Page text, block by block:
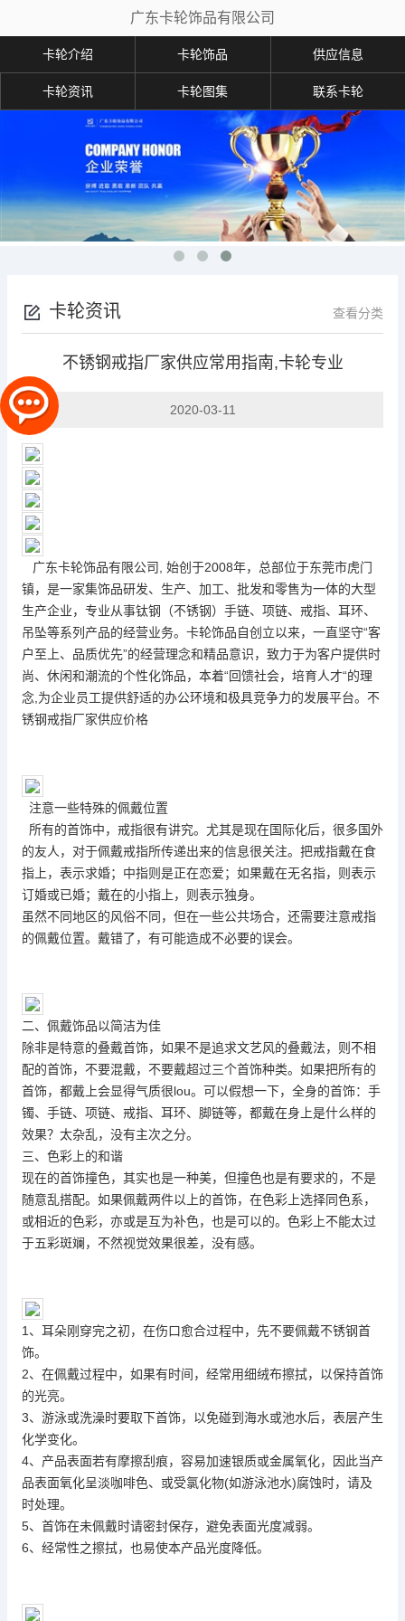
广东卡轮饰品有限公司
卡轮介绍 卡轮饰品 供应信息
卡轮资讯 卡轮图集 联系卡轮
卡轮资讯 查看分类
不锈钢戒指厂家供应常用指南,卡轮专业
2020-03-11
广东卡轮饰品有限公司, 始创于2008年，总部位于东莞市虎门
镇，是一家集饰品研发、生产、加工、批发和零售为一体的大型
生产企业，专业从事钛钢（不锈钢）手链、项链、戒指、耳环、
吊坠等系列产品的经营业务。卡轮饰品自创立以来，一直坚守“客
户至上、品质优先”的经营理念和精品意识，致力于为客户提供时
尚、休闲和潮流的个性化饰品，本着“回馈社会，培育人才“的理
念,为企业员工提供舒适的办公环境和极具竞争力的发展平台。不
锈钢戒指厂家供应价格
注意一些特殊的佩戴位置
所有的首饰中，戒指很有讲究。尤其是现在国际化后，很多国外
的友人，对于佩戴戒指所传递出来的信息很关注。把戒指戴在食
指上，表示求婚；中指则是正在恋爱；如果戴在无名指，则表示
订婚或已婚；戴在的小指上，则表示独身。
虽然不同地区的风俗不同，但在一些公共场合，还需要注意戒指
的佩戴位置。戴错了，有可能造成不必要的误会。
二、佩戴饰品以简洁为佳
除非是特意的叠戴首饰，如果不是追求文艺风的叠戴法，则不相
配的首饰，不要混戴，不要戴超过三个首饰种类。如果把所有的
首饰，都戴上会显得气质很lou。可以假想一下，全身的首饰：手
镯、手链、项链、戒指、耳环、脚链等，都戴在身上是什么样的
效果？太杂乱，没有主次之分。
三、色彩上的和谐
现在的首饰撞色，其实也是一种美，但撞色也是有要求的，不是
随意乱搭配。如果佩戴两件以上的首饰，在色彩上选择同色系，
或相近的色彩，亦或是互为补色，也是可以的。色彩上不能太过
于五彩斑斓，不然视觉效果很差，没有感。
1、耳朵刚穿完之初，在伤口愈合过程中，先不要佩戴不锈钢首
饰。
2、在佩戴过程中，如果有时间，经常用细绒布擦拭，以保持首饰
的光亮。
3、游泳或洗澡时要取下首饰，以免碰到海水或池水后，表层产生
化学变化。
4、产品表面若有摩擦刮痕，容易加速银质或金属氧化，因此当产
品表面氧化呈淡咖啡色、或受氯化物(如游泳池水)腐蚀时，请及
时处理。
5、首饰在未佩戴时请密封保存，避免表面光度减弱。
6、经常性之擦拭，也易使本产品光度降低。